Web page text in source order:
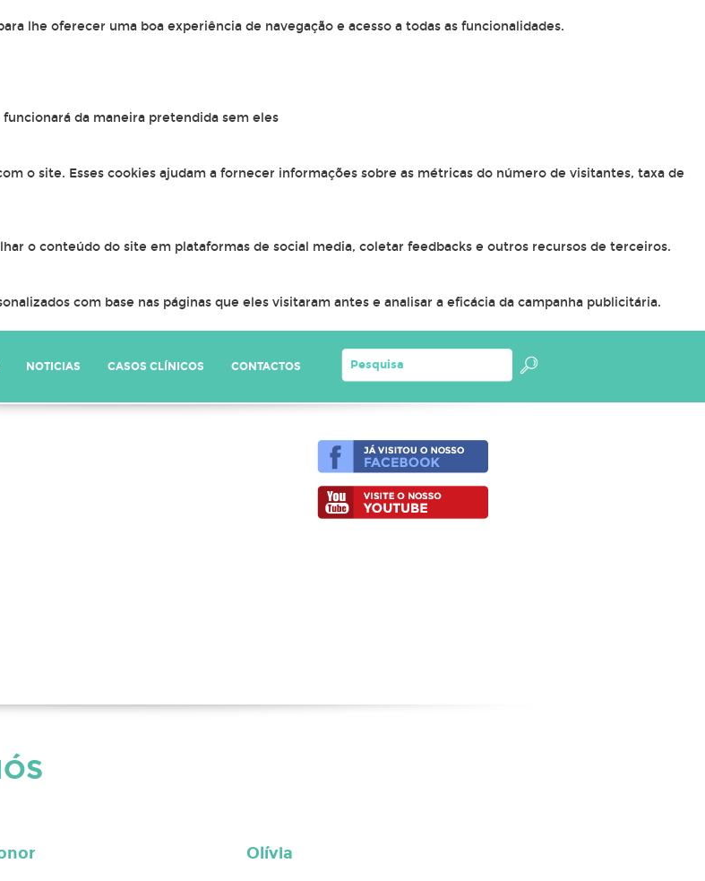
lhe oferecer uma boa experiência de navegação e acesso a todas as funcionalidades.
da maneira pretendida sem eles
o site. Esses cookies ajudam a fornecer informações sobre as métricas do número de visitantes, taxa de
o conteúdo do site em plataformas de social media, coletar feedbacks e outros recursos de terceiros.
com base nas páginas que eles visitaram antes e analisar a eficácia da campanha publicitária.
NOTICIAS CASOS CLÍNICOS CONTACTOS
Olívia